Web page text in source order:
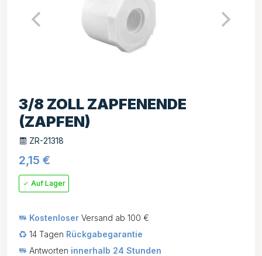
3/8 ZOLL ZAPFENENDE
(ZAPFEN)
ZR-21318
2,15 €
Auf Lager
Kostenloser Versand ab 100 €
14 Tagen Rückgabegarantie
Antworten innerhalb 24 Stunden